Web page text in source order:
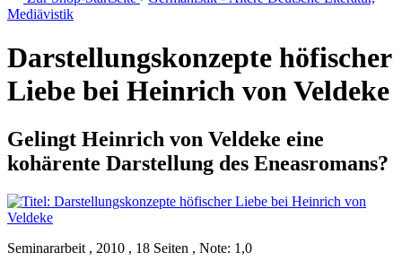
Mediävistik
Darstellungskonzepte höfischer
Liebe bei Heinrich von Veldeke
Gelingt Heinrich von Veldeke eine
kohärente Darstellung des Eneasromans?
Seminararbeit , 2010 , 18 Seiten , Note: 1,0